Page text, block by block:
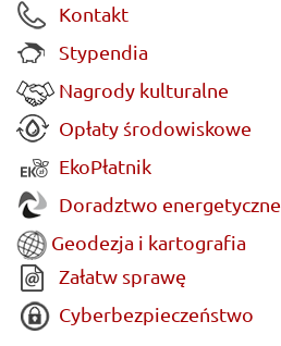
Kontakt
Stypendia
Nagrody kulturalne
Opłaty środowiskowe
EkoPłatnik
Doradztwo energetyczne
Geodezja i kartografia
Załatw sprawę
Cyberbezpieczeństwo